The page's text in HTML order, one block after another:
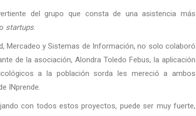
del grupo que consta de una asistencia más
startups.
Mercadeo y Sistemas de Información, no solo colaboró
de la asociación, Alondra Toledo Febus, la aplicación
a la población sorda les mereció a ambos
INprende.
con todos estos proyectos, puede ser muy fuerte,